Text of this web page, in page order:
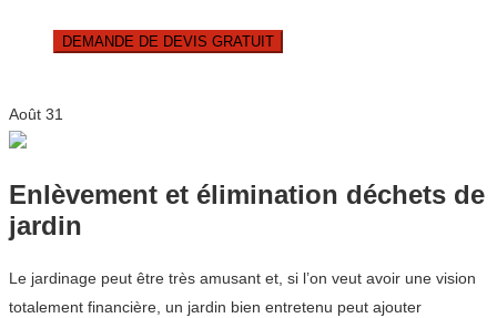
DEMANDE DE DEVIS GRATUIT
Août 31
Enlèvement et élimination déchets de
jardin
Le jardinage peut être très amusant et, si l’on veut avoir une vision
totalement financière, un jardin bien entretenu peut ajouter